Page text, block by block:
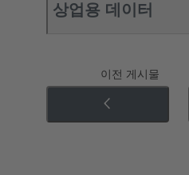
상업용 데이터
이전 게시물